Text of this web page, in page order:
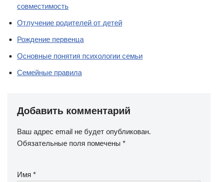
совместимость
Отлучение родителей от детей
Рождение первенца
Основные понятия психологии семьи
Семейные правила
Добавить комментарий
Ваш адрес email не будет опубликован.
Обязательные поля помечены *
Имя *